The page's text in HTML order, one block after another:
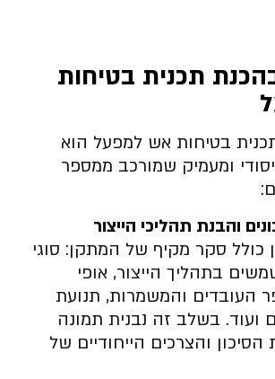
תכנית בטיחות
בטיחות אש למפעל הוא
ומעמיק שמורכב ממספר
והבנת תהליכי הייצור
סקר מקיף של המתקן: סוגי
בתהליך הייצור, אופי
העובדים והמשמרות, תנועת
ועוד. בשלב זה נבנית תמונה
והצרכים הייחודיים של